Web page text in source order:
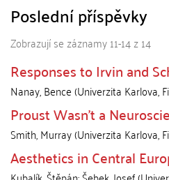
Poslední příspěvky
Zobrazují se záznamy 11-14 z 14
Responses to Irvin and
Nanay, Bence(Univerzita Karlova,
Proust Wasn’t a
Smith, Murray(Univerzita Karlova,
Aesthetics in Central